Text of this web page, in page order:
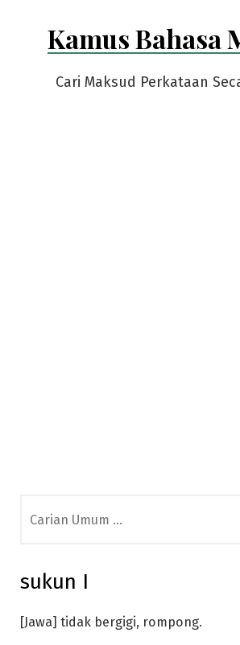
Kamus Bahasa
Cari Maksud Perkataan
for:
sukun I
[Jawa] tidak bergigi, rompong.